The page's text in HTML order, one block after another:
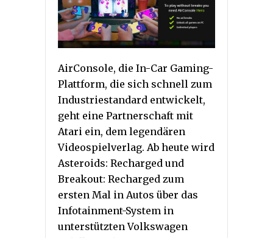
AirConsole, die In-Car Gaming-
Plattform, die sich schnell zum
Industriestandard entwickelt,
geht eine Partnerschaft mit
Atari ein, dem legendären
Videospielverlag. Ab heute wird
Asteroids: Recharged und
Breakout: Recharged zum
ersten Mal in Autos über das
Infotainment-System in
unterstützten Volkswagen